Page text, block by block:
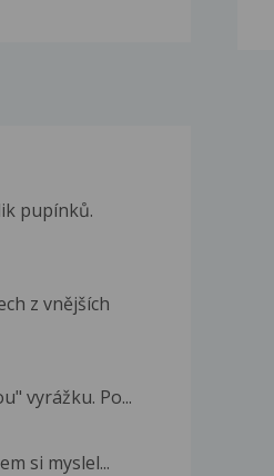
pupínků.
z vnějších
vyrážku. Po...
si myslel...